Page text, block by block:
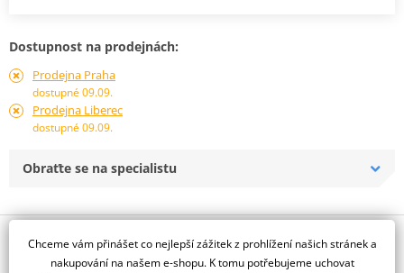
Dostupnost na prodejnách:
Prodejna Praha
dostupné 09.09.
Prodejna Liberec
dostupné 09.09.
Obraťte se na specialistu
Popis a parametry
Jsme autorizovaný
Chceme vám přinášet co nejlepší zážitek z prohlížení našich stránek a
nakupování na našem e-shopu. K tomu potřebujeme uchovat